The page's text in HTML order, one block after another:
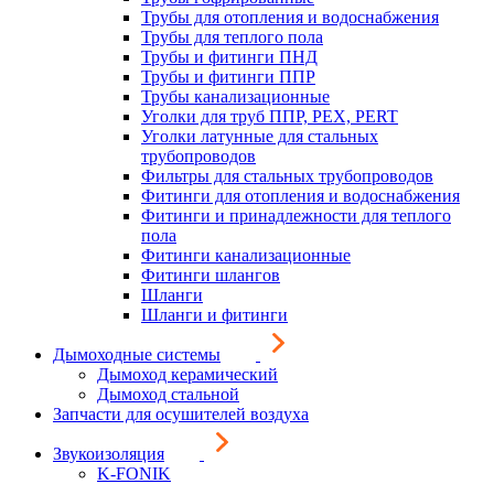
Трубы для отопления и водоснабжения
Трубы для теплого пола
Трубы и фитинги ПНД
Трубы и фитинги ППР
Трубы канализационные
Уголки для труб ППР, PEX, PERT
Уголки латунные для стальных
трубопроводов
Фильтры для стальных трубопроводов
Фитинги для отопления и водоснабжения
Фитинги и принадлежности для теплого
пола
Фитинги канализационные
Фитинги шлангов
Шланги
Шланги и фитинги
Дымоходные системы
Дымоход керамический
Дымоход стальной
Запчасти для осушителей воздуха
Звукоизоляция
K-FONIK